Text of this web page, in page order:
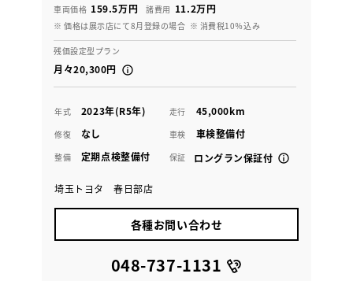
車両価格 159.5万円 諸費用 11.2万円
※ 価格は展示店にて8月登録の場合 ※ 消費税10％込み
残価設定型プラン
月々20,300円
年式 2023年(R5年) 走行 45,000km
修復 なし 車検 車検整備付
整備 定期点検整備付 保証 ロングラン保証付
埼玉トヨタ 春日部店
各種お問い合わせ
048-737-1131